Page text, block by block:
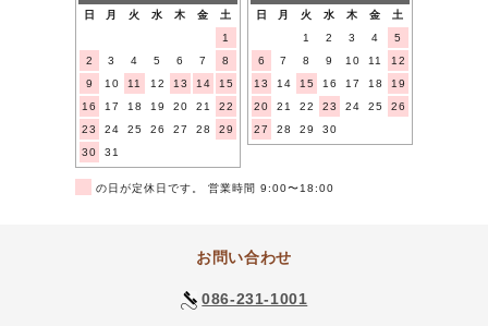
日 月 火 水 木 金
土
1
2
3 4 5 6 7
8
9
10 11 12 13 14
15
16
17 18 19 20 21
22
23
24 25 26 27 28
29
30
31
日 月 火 水 木 金
土
1
2 3 4
5
6
7 8 9 10 11
12
13
14 15 16 17 18
19
20
21 22 23 24 25
26
27
28 29 30
の日が定休日です。 営業時間 9:00〜18:00
お問い合わせ
086-231-1001